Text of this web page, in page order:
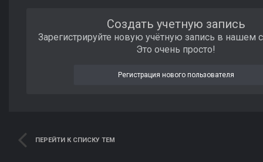
Создать учетную запись
Зарегистрируйте новую учётную запись в нашем
Это очень просто!
Регистрация нового пользователя
ПЕРЕЙТИ К СПИСКУ ТЕМ